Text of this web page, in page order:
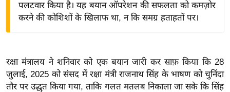
शे
ष
ज्ञ
पलटवार किया है। यह बयान ऑपरेशन की सफलता को कमज़ोर
करने की कोशिशों के खिलाफ था, न कि समग्र हताहतों पर।
रक्षा मंत्रालय ने शनिवार को एक बयान जारी कर साफ़ किया कि 28
जुलाई, 2025 को संसद में रक्षा मंत्री राजनाथ सिंह के भाषण को चुनिंदा
तौर पर उद्धृत किया गया, ताकि गलत मतलब निकाला जा सके कि सिंह